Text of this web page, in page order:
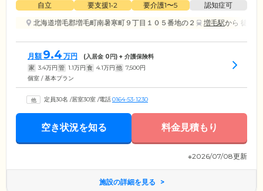
自立 要支援1•2 要介護1〜5
認知症可
北海道増毛郡増毛町南暑寒町９丁目１０５番地の２
増毛駅から 徒歩15
月額 9.4 万円 (入居金 0円) + 介護保険料
家 3.4万円 管 1.1万円 食 4.1万円 他 7,500円
個室 / 基本プラン
定員30名 /居室30室 /電話0164-53-1230
空き状況を知る 料金見積もり
※2026/07/08更新
施設の詳細を見る